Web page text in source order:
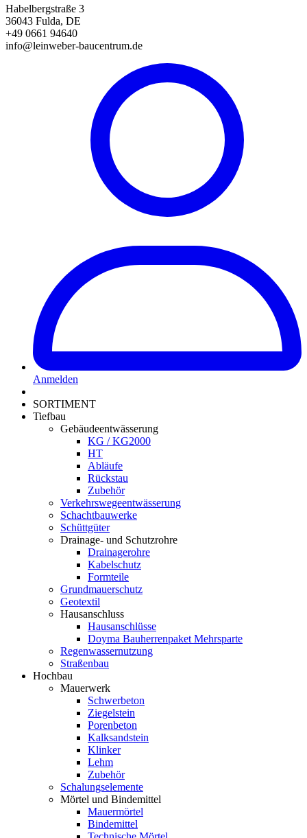
Habelbergstraße 3
36043 Fulda, DE
+49 0661 94640
info@leinweber-baucentrum.de
Anmelden
SORTIMENT
Tiefbau
Gebäudeentwässerung
KG / KG2000
HT
Abläufe
Rückstau
Zubehör
Verkehrswegeentwässerung
Schachtbauwerke
Schüttgüter
Drainage- und Schutzrohre
Drainagerohre
Kabelschutz
Formteile
Grundmauerschutz
Geotextil
Hausanschluss
Hausanschlüsse
Doyma Bauherrenpaket Mehrsparte
Regenwassernutzung
Straßenbau
Hochbau
Mauerwerk
Schwerbeton
Ziegelstein
Porenbeton
Kalksandstein
Klinker
Lehm
Zubehör
Schalungselemente
Mörtel und Bindemittel
Mauermörtel
Bindemittel